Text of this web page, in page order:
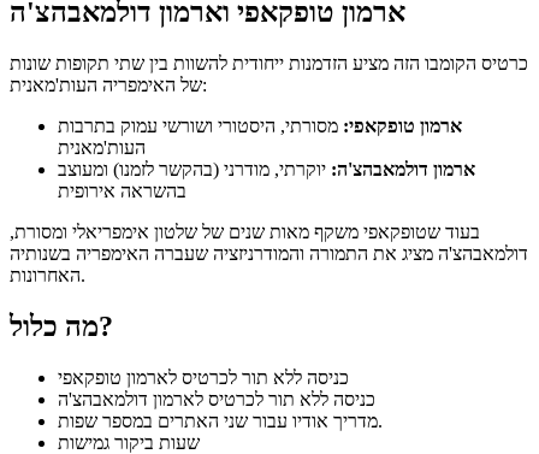
ארמון טופקאפי וארמון דולמאבהצ'ה
כרטיס הקומבו הזה מציע הזדמנות ייחודית להשוות בין שתי תקופות שונות
של האימפריה העות'מאנית:
ארמון טופקאפי: מסורתי, היסטורי ושורשי עמוק בתרבות
העות'מאנית
ארמון דולמאבהצ'ה: יוקרתי, מודרני (בהקשר לזמנו) ומעוצב
בהשראה אירופית
בעוד שטופקאפי משקף מאות שנים של שלטון אימפריאלי ומסורת,
דולמאבהצ'ה מציג את התמורה והמודרניזציה שעברה האימפריה בשנותיה
האחרונות.
מה כלול?
כניסה ללא תור לכרטיס לארמון טופקאפי
כניסה ללא תור לכרטיס לארמון דולמאבהצ'ה
מדריך אודיו עבור שני האתרים במספר שפות.
שעות ביקור גמישות